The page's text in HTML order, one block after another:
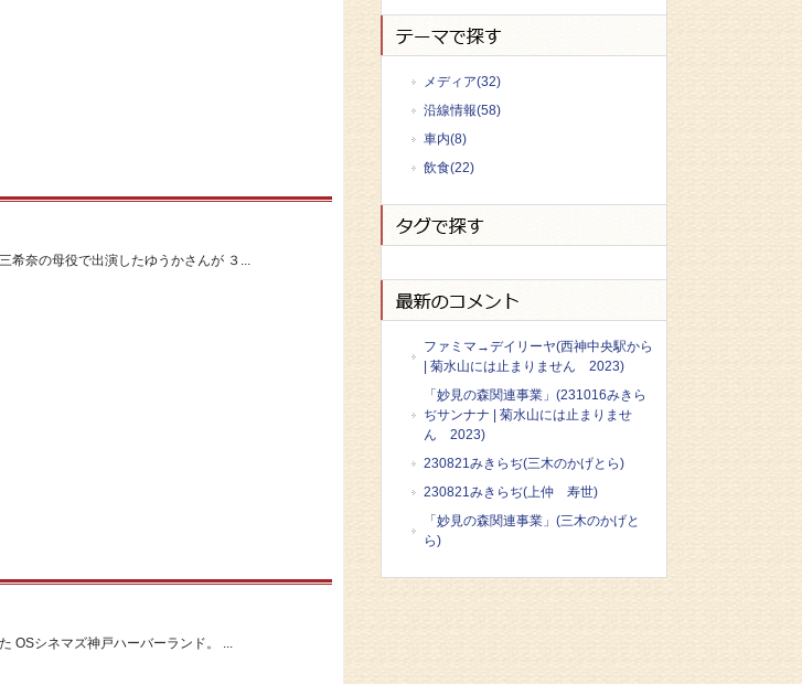
奈の母役で出演したゆうかさんが ３...
OSシネマズ神戸ハーバーランド。 ...
メディア(32)
沿線情報(58)
車内(8)
飲食(22)
ファミマ→デイリーヤ(西神中央駅から
| 菊水山には止まりません 2023)
「妙見の森関連事業」(231016みきら
ぢサンナナ | 菊水山には止まりませ
ん 2023)
230821みきらぢ(三木のかげとら)
230821みきらぢ(上仲 寿世)
「妙見の森関連事業」(三木のかげと
ら)